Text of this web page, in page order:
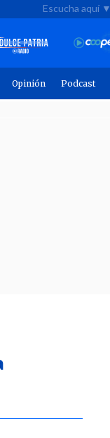
Escucha aquí ▼
Opinión Podcast